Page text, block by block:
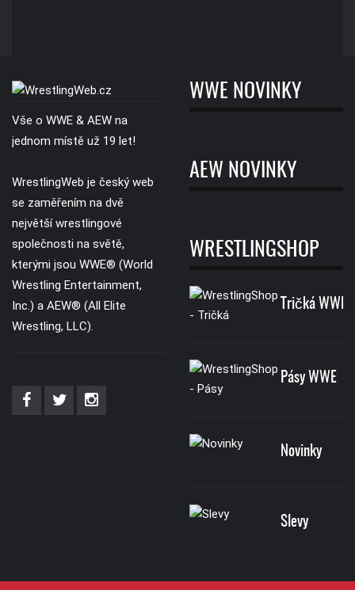
Vše o WWE & AEW na
jednom místě už 19 let!
WrestlingWeb je český web
se zaměřením na dvě
největší wrestlingové
společnosti na světě,
kterými jsou WWE® (World
Wrestling Entertainment,
Inc.) a AEW® (All Elite
Wrestling, LLC).
WWE NOVINKY
AEW NOVINKY
WRESTLINGSHOP
Tričká WWE
Pásy WWE
Novinky
Slevy